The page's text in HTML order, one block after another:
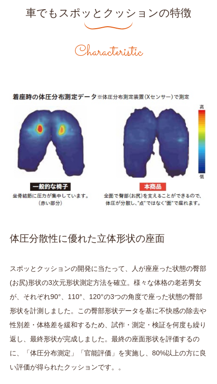
車でもスポッとクッションの特徴
Characteristic
体圧分散性に優れた立体形状の座面
スポッとクッションの開発に当たって、人が座座った状態の臀部
(お尻)形状の3次元形状測定方法を確立。様々な体格の老若男女
が、それぞれ90°、110°、120°の3つの角度で座った状態の臀部
形状を計測しました。この臀部形状データを基に不快感の除去や
性別差・体格差を緩和するため、試作・測定・検証を何度も繰り
返し、最終形状が完成しました。最終の座面形状を評価するの
に、「体圧分布測定」「官能評価」を実施し、80%以上の方に良
い評価が得られたクッションです。。